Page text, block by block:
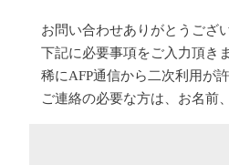
お問い合わせありがとうござ
下記に必要事項をご入力頂き
稀にAFP通信から二次利用が
ご連絡の必要な方は、お名前